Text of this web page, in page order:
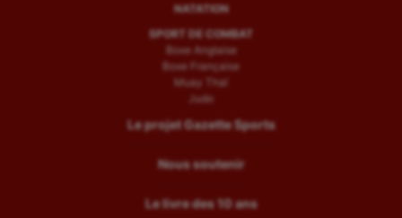
NATATION
SPORT DE COMBAT
Boxe Anglaise
Boxe Française
Muay Thaï
Judo
Le projet Gazette Sports
Nous soutenir
Le livre des 10 ans